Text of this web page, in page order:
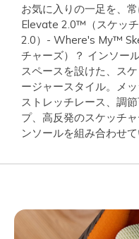
お気に入りの一足を、
Elevate 2.0™（スケッ
2.0）- Where's My™
チャーズ）？ インソー
スペースを設けた、ス
ージャースタイル。メ
ストレッチレース、調
プ、高反発のスケッチ
ンソールを組み合わせて